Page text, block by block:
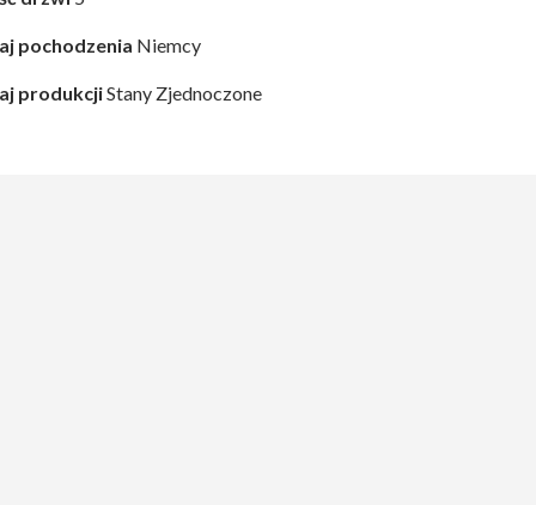
pochodzenia Niemcy
produkcjiStany Zjednoczone